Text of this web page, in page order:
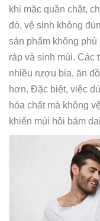
khi mặc quần chật,
đó, vệ sinh không
sản phẩm không
ráp và sinh mùi. Các
nhiều rượu bia, ăn
hơn. Đặc biệt, việc
hóa chất mà không
khiến mùi hôi bám